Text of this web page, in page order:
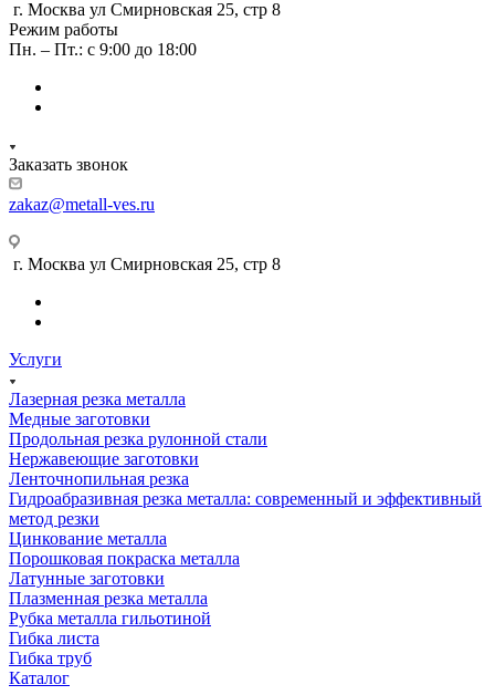
г. Москва ул Смирновская 25, стр 8
Режим работы
Пн. – Пт.: с 9:00 до 18:00
Заказать звонок
zakaz@metall-ves.ru
г. Москва ул Смирновская 25, стр 8
Услуги
Лазерная резка металла
Медные заготовки
Продольная резка рулонной стали
Нержавеющие заготовки
Ленточнопильная резка
Гидроабразивная резка металла: современный и эффективный
метод резки
Цинкование металла
Порошковая покраска металла
Латунные заготовки
Плазменная резка металла
Рубка металла гильотиной
Гибка листа
Гибка труб
Каталог